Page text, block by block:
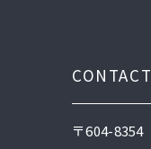
CONTACT
〒604-8354